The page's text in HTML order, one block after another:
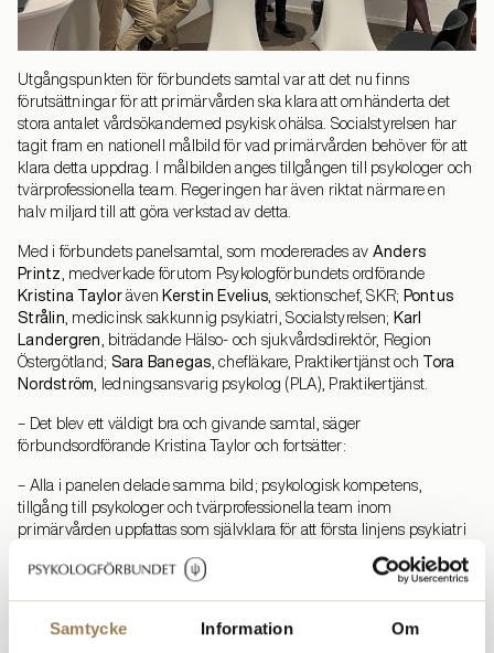
Samtycke Information Om
Utgångspunkten för förbundets samtal var att det nu finns
förutsättningar för att primärvården ska klara att omhänderta det
stora antalet vårdsökandemed psykisk ohälsa. Socialstyrelsen har
tagit fram en nationell målbild för vad primärvården behöver för att
klara detta uppdrag. I målbilden anges tillgången till psykologer och
tvärprofessionella team. Regeringen har även riktat närmare en
halv miljard till att göra verkstad av detta.
Med i förbundets panelsamtal, som modererades av Anders
Printz
, medverkade förutom Psykologförbundets ordförande
Kristina Tayloräven Kerstin Evelius , sektionschef, SKR; Pontus
Strålin , medicinsk sakkunnig psykiatri, Socialstyrelsen; Karl
Landergren
, biträdande Hälso- och sjukvårdsdirektör, Region
Östergötland; Sara Banegas , chefläkare, Praktikertjänst och Tora
Nordström , ledningsansvarig psykolog (PLA), Praktikertjänst.
– Det blev ett väldigt bra och givande samtal, säger
förbundsordförande Kristina Taylor och fortsätter:
– Alla i panelen delade samma bild; psykologisk kompetens,
tillgång till psykologer och tvärprofessionella team inom
primärvården uppfattas som självklara för att första linjens psykiatri
kvitto på att vi som förbund lyckats nå framgång i vårt